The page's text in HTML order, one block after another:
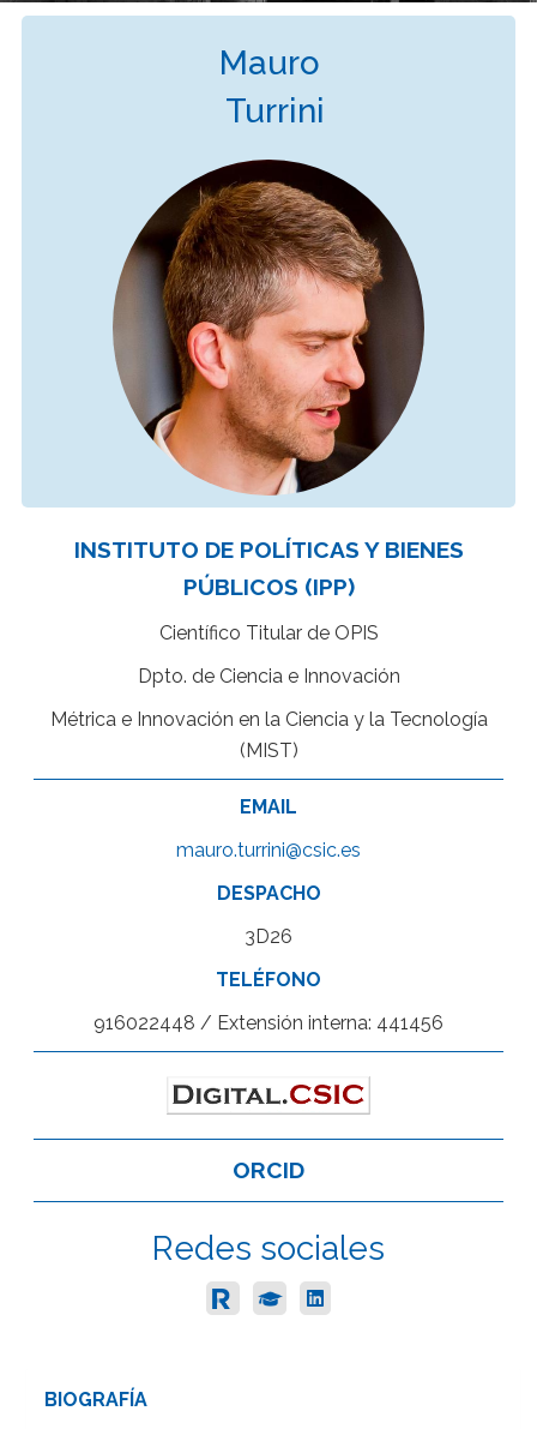
Mauro
Turrini
INSTITUTO DE POLÍTICAS Y BIENES
PÚBLICOS (IPP)
Científico Titular de OPIS
Dpto. de Ciencia e Innovación
Métrica e Innovación en la Ciencia y la Tecnología
(MIST)
EMAIL
mauro.turrini@csic.es
DESPACHO
3D26
TELÉFONO
916022448 / Extensión interna: 441456
ORCID
Redes sociales
BIOGRAFÍA